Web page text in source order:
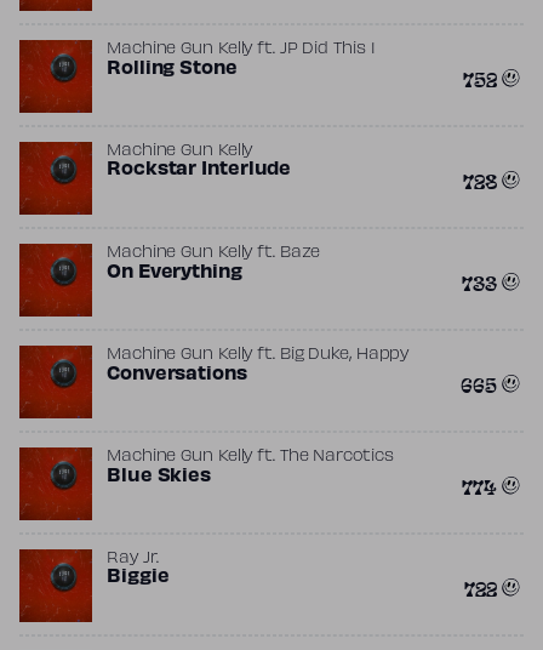
Machine Gun Kellyft. JP Did This 1
Rolling Stone 752
Machine Gun Kelly
Rockstar Interlude 728
Machine Gun Kellyft. Baze
On Everything 733
Machine Gun Kellyft. Big Duke, Happy
Conversations 665
Machine Gun Kellyft. The Narcotics
Blue Skies 774
Ray Jr.
Biggie 722